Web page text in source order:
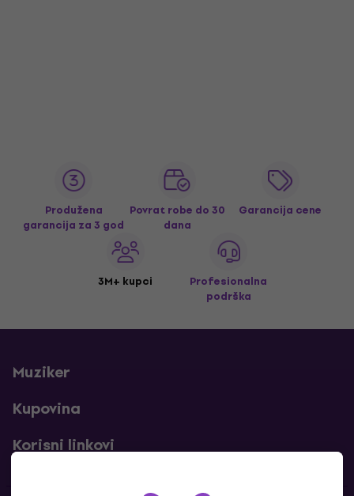
Produžena
garancija za 3 god
Povrat robe do 30
dana
Garancija cene
3M+ kupci
Profesionalna
podrška
Muziker
Kupovina
Korisni linkovi